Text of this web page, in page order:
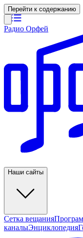
Перейти к содержанию
Радио Орфей
Наши сайты
Сетка вещания
каналыЭнциклопедия